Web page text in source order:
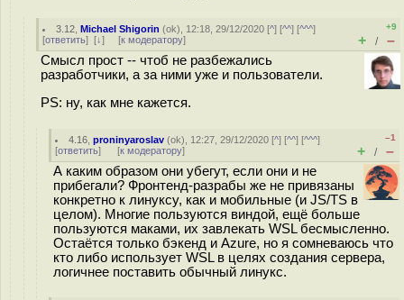
3.12 ,Michael Shigorin (ok), 12:18, 29/12/2020 [^] [^^] [^^^]
[ответить] [↓] [к модератору]
+9
+ / –
Смысл прост -- чтоб не разбежались
разработчики, а за ними уже и пользователи.
PS: ну, как мне кажется.
4.16 ,proninyaroslav (ok), 12:27, 29/12/2020 [^] [^^] [^^^]
[ответить] [к модератору]
–1
+ / –
А каким образом они убегут, если они и не
прибегали? Фронтенд-разрабы же не привязаны
конкретно к линуксу, как и мобильные (и JS/TS в
целом). Многие пользуются виндой, ещё больше
пользуются маками, их завлекать WSL бесмысленно.
Остаётся только бэкенд и Azure, но я сомневаюсь что
кто либо использует WSL в целях создания сервера,
логичнее поставить обычный линукс.